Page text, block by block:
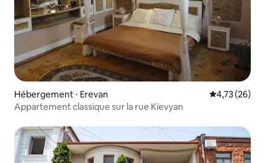
Hébergement ⋅ Erevan Évaluation
4,73 (26)
Appartement classique sur la rue Kievyan